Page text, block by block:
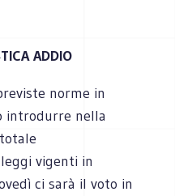
ADDIO
norme in
introdurre nella
vigenti in
ci sarà il voto in